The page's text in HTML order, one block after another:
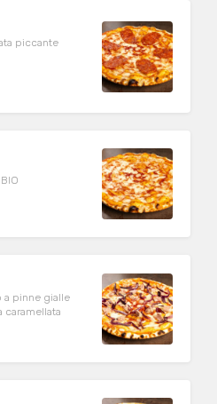
piccante
a pinne gialle
caramellata